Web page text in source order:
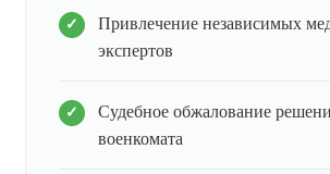
Привлечение независимых
экспертов
Судебное обжалование
военкомата